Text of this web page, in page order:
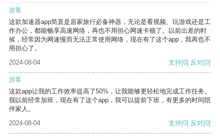
游客
这款加速器app简直是居家旅行必备神器，无论是看视频、玩游戏还是工
作办公，都能畅享高速网络，再也不用担心网速卡顿了。以前出差的时
候，经常因为网速慢而无法正常使用网络，现在有了这个app，我再也不
用担心了。
2024-08-04
支持[0] 反对[0]
游客
这款app让我的工作效率提高了50%，让我能够更轻松地完成工作任务。
我以前经常加班，现在有了这个app，我可以提前下班，有更多的时间陪
伴家人。
2024-08-04
支持[0] 反对[0]